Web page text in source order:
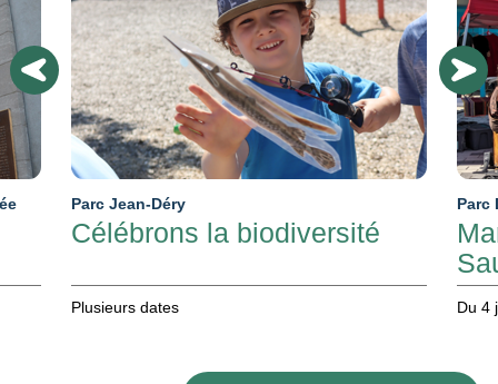
Parc Jean-Déry
Célébrons la biodiversité
Plusieurs dates
Parc
Du 4